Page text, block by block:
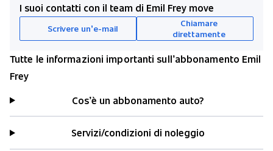
I suoi contatti con il team di Emil Frey move
Scrivere un’e-mail
Chiamare
direttamente
Tutte le informazioni importanti sull’abbonamento Emil
Frey
Cos’è un abbonamento auto?
Servizi/condizioni di noleggio